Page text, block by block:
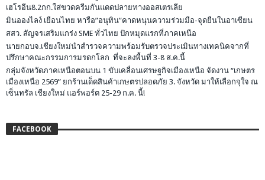
เฮโรอีน8.2กก.ใส่ขวดครีมกันแดดปลายทางออสเตรเลีย
มินอองไลง์ เยือนไทย หารือ”อนุทิน”คาดหนุนความร่วมมือ-จุดยืนในอาเซียน
สสว. สัญจรเสริมแกร่ง SME ทั่วไทย ปักหมุดแรกที่ภาคเหนือ
นายกอบจ.เชียงใหม่นำสำรวจความพร้อมรับตรวจประเมินทางเทคนิคจากที่
ปรึกษาคณะกรรมการมรดกโลก ที่จะลงพื้นที่ 3-8 ส.ค.นี้
กลุ่มจังหวัดภาคเหนือตอนบน 1 ขับเคลื่อนเศรษฐกิจเมืองเหนือ จัดงาน “เกษตร
เมืองเหนือ 2569” ยกร้านเด็ดสินค้าเกษตรปลอดภัย 3. จังหวัด มาให้เลือกจุใจ ณ
เซ็นทรัล เชียงใหม่ แอร์พอร์ต 25-29 ก.ค. นี้!
FACEBOOK